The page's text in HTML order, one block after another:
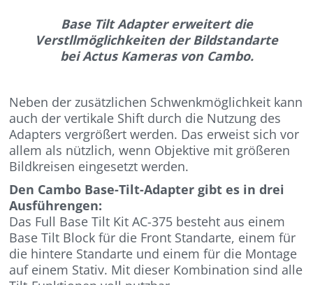
Base Tilt Adapter erweitert die
Verstllmöglichkeiten der Bildstandarte
bei Actus Kameras von Cambo.
Neben der zusätzlichen Schwenkmöglichkeit kann
auch der vertikale Shift durch die Nutzung des
Adapters vergrößert werden. Das erweist sich vor
allem als nützlich, wenn Objektive mit größeren
Bildkreisen eingesetzt werden.
Den Cambo Base-Tilt-Adapter gibt es in drei
Ausführengen:
Das Full Base Tilt Kit AC-375 besteht aus einem
Base Tilt Block für die Front Standarte, einem für
die hintere Standarte und einem für die Montage
auf einem Stativ. Mit dieser Kombination sind alle